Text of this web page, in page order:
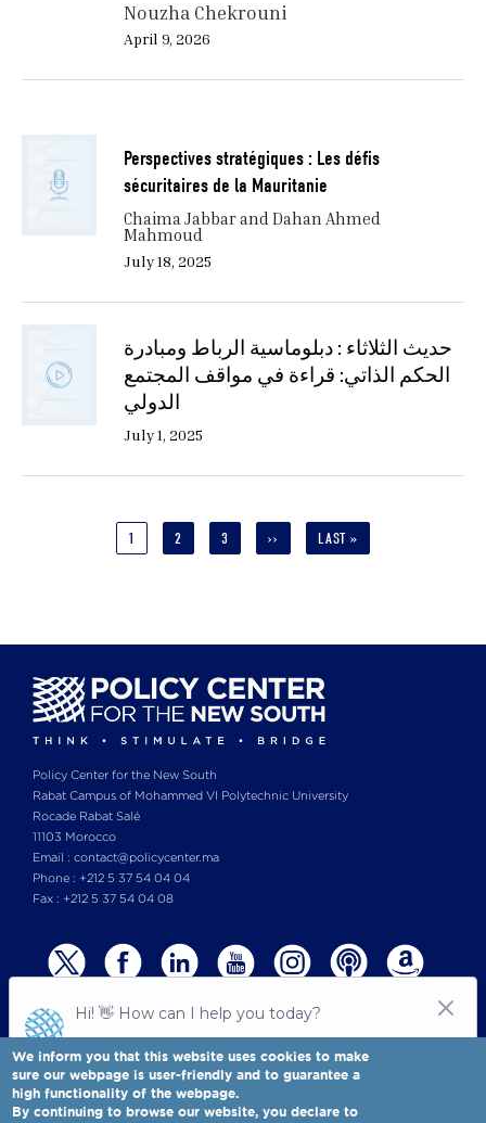
Nouzha Chekrouni
April 9, 2026
Perspectives stratégiques : Les défis
sécuritaires de la Mauritanie
Chaima Jabbar and Dahan Ahmed
Mahmoud
July 18, 2025
حديث الثلاثاء : دبلوماسية الرباط ومبادرة
الحكم الذاتي: قراءة في مواقف المجتمع
الدولي
July 1, 2025
CURRENT
1 PAGE
2 PAGE
3
NEXT
››
LAST
LAST »
Policy Center for the New South
Rabat Campus of Mohammed VI Polytechnic University
Rocade Rabat Salé
11103 Morocco
Email : contact@policycenter.ma
Phone : +212 5 37 54 04 04
Fax : +212 5 37 54 04 08
© Copyright 2025 All rights reserved Policy Center for the New South
Terms & Conditions-Privay Policy
We inform you that this website uses cookies to make
sure our webpage is user-friendly and to guarantee a
high functionality of the webpage.
By continuing to browse our website, you declare to